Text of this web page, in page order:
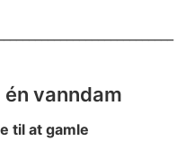
vanndam
til at gamle